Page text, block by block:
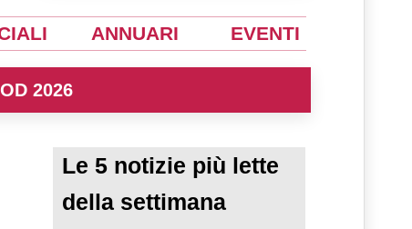
ANNUARI EVENTI
2026
Le 5 notizie più lette
della settimana